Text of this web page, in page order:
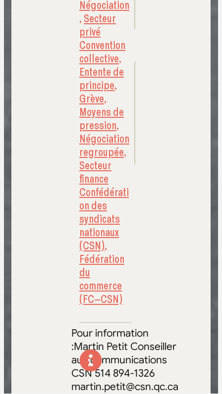
Négociation
,Secteur
privé
Convention
collective,
Entente de
principe,
Grève,
Moyens de
pression,
Négociation
regroupée,
Secteur
finance
Confédérati
on des
syndicats
nationaux
(CSN),
Fédération
du
commerce
(FC–CSN)
Pour information
:Martin Petit Conseiller
aux communications
CSN 514 894-1326
martin.petit@csn.qc.ca